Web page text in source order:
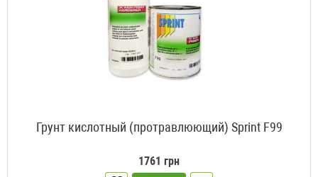
Грунт кислотный (протравлюющий) Sprint F99
1761 грн